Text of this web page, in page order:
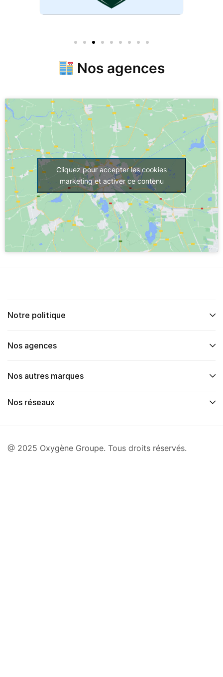
Nos agences
Cliquez pour accepter les cookies
marketing et activer ce contenu
Notre politique
Nos agences
Nos autres marques
Nos réseaux
@ 2025 Oxygène Groupe. Tous droits réservés.